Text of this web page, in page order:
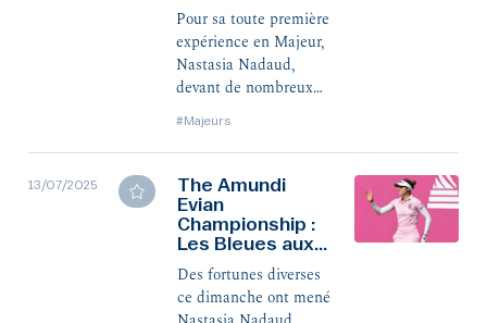
Pour sa toute première
expérience en Majeur,
Nastasia Nadaud,
devant de nombreux
The Amundi Evian
Championship, à
l'issue d'une semaine
sensationnelle. Bonne
nouvelle, car sa
deuxième expérience
se produira déjà dans
quinze jours, au AIG
#Majeurs
13/07/2025
The Amundi
Evian
Championship :
Les Bleues aux
portes du top
20
Des fortunes diverses
ce dimanche ont mené